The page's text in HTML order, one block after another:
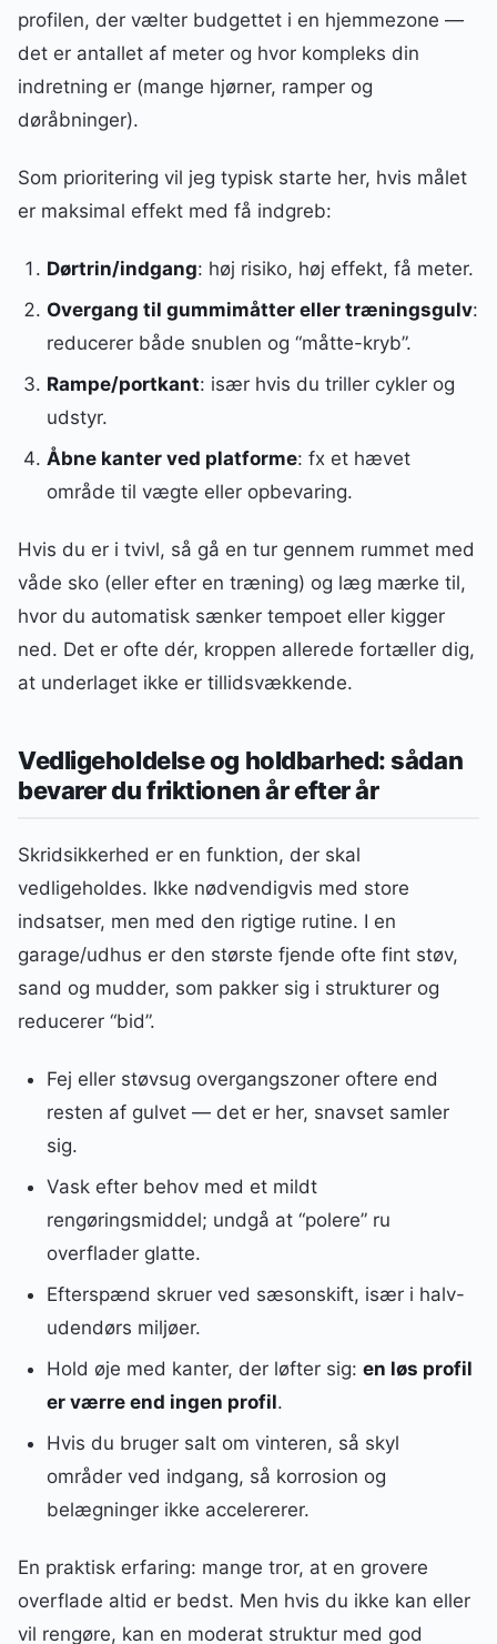
profilen, der vælter budgettet i en hjemmezone —
det er antallet af meter og hvor kompleks din
indretning er (mange hjørner, ramper og
døråbninger).
Som prioritering vil jeg typisk starte her, hvis målet
er maksimal effekt med få indgreb:
Dørtrin/indgang: høj risiko, høj effekt, få meter.
Overgang til gummimåtter eller træningsgulv:
reducerer både snublen og “måtte-kryb”.
Rampe/portkant: især hvis du triller cykler og
udstyr.
Åbne kanter ved platforme: fx et hævet
område til vægte eller opbevaring.
Hvis du er i tvivl, så gå en tur gennem rummet med
våde sko (eller efter en træning) og læg mærke til,
hvor du automatisk sænker tempoet eller kigger
ned. Det er ofte dér, kroppen allerede fortæller dig,
at underlaget ikke er tillidsvækkende.
Vedligeholdelse og holdbarhed: sådan
bevarer du friktionen år efter år
Skridsikkerhed er en funktion, der skal
vedligeholdes. Ikke nødvendigvis med store
indsatser, men med den rigtige rutine. I en
garage/udhus er den største fjende ofte fint støv,
sand og mudder, som pakker sig i strukturer og
reducerer “bid”.
Fej eller støvsug overgangszoner oftere end
resten af gulvet — det er her, snavset samler
sig.
Vask efter behov med et mildt
rengøringsmiddel; undgå at “polere” ru
overflader glatte.
Efterspænd skruer ved sæsonskift, især i halv-
udendørs miljøer.
Hold øje med kanter, der løfter sig: en løs profil
er værre end ingen profil.
Hvis du bruger salt om vinteren, så skyl
områder ved indgang, så korrosion og
belægninger ikke accelererer.
En praktisk erfaring: mange tror, at en grovere
overflade altid er bedst. Men hvis du ikke kan eller
vil rengøre, kan en moderat struktur med god